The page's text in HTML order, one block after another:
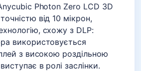
Photon Zero LCD 3D
від 10 мікрон,
схожу з DLP:
використовується
з високою роздільною
в ролі заслінки.